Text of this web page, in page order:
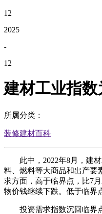
12
2025
-
12
建材工业指数
所属分类：
装修建材百科
此中，2022年8月，建材
料、燃料等大商品和出产要
求方面，高于临界点，比7
物价钱继续下跌。低于临界
投资需求指数沉回临界